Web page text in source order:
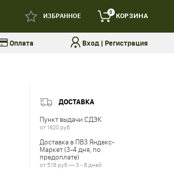
ИЗБРАННОЕ 0 КОРЗИНА
Оплата Вход| Регистрация
ДОСТАВКА
Пункт выдачи СДЭК
от 1620 руб
Доставка в ПВЗ Яндекс-
Маркет (3-4 дня, по
предоплате)
от 518 руб — 3 - 8 дней